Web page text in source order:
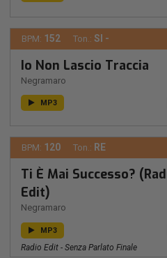
BPM: 152 Ton.: SI -
Io Non Lascio Traccia
Negramaro
MP3
BPM: 120 Ton.: RE
Ti È Mai Successo?
Edit)
Negramaro
MP3
Radio Edit - Senza Parlato Finale